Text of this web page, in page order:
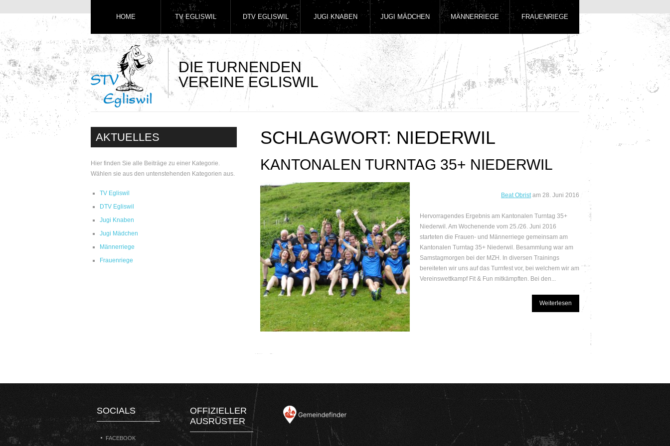
DIE TURNENDEN
VEREINE EGLISWIL
HOME TV EGLISWIL DTV EGLISWIL JUGI KNABEN JUGI MÄDCHEN MÄNNERRIEGE FRAUENRIEGE
AKTUELLES
Hier finden Sie alle Beiträge zu einer Kategorie.
Wählen sie aus den untenstehenden Kategorien aus.
TV Egliswil
DTV Egliswil
Jugi Knaben
Jugi Mädchen
Männerriege
Frauenriege
SCHLAGWORT: NIEDERWIL
KANTONALEN TURNTAG 35+ NIEDERWIL
Beat Obristam 28. Juni 2016
Hervorragendes Ergebnis am Kantonalen Turntag 35+
Niederwil. Am Wochenende vom 25./26. Juni 2016
starteten die Frauen- und Männerriege gemeinsam am
Kantonalen Turntag 35+ Niederwil. Besammlung war am
Samstagmorgen bei der MZH. In diversen Trainings
bereiteten wir uns auf das Turnfest vor, bei welchem wir am
Vereinswettkampf Fit & Fun mitkämpften. Bei den...
Weiterlesen
SOCIALS
FACEBOOK
OFFIZIELLER
AUSRÜSTER